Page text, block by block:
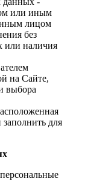
или иным
лицом
без
или наличия
наСайте,
выбора
заполнить для